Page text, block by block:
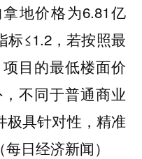
地价格为6.81亿
标≤1.2，若按照最
目的最低楼面价
不同于普通商业
极具针对性，精准
日经济新闻）